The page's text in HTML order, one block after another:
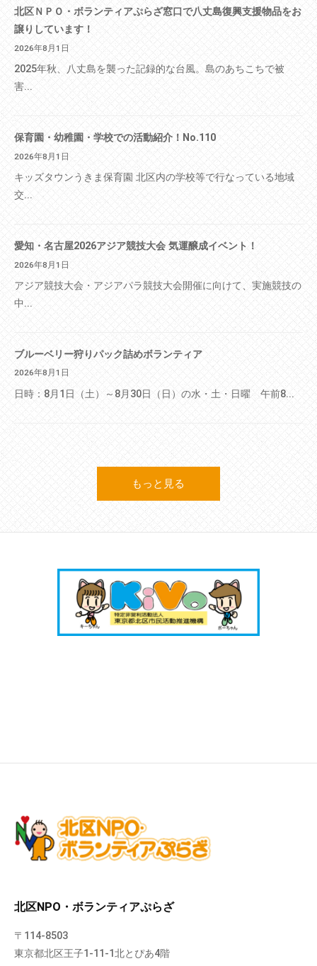
北区ＮＰＯ・ボランティアぷらざ窓口で八丈島復興支援物品をお
譲りしています！
2026年8月1日
2025年秋、八丈島を襲った記録的な台風。島のあちこちで被
害...
保育園・幼稚園・学校での活動紹介！No.110
2026年8月1日
キッズタウンうきま保育園 北区内の学校等で行なっている地域
交...
愛知・名古屋2026アジア競技大会 気運醸成イベント！
2026年8月1日
アジア競技大会・アジアパラ競技大会開催に向けて、実施競技の
中...
ブルーベリー狩りパック詰めボランティア
2026年8月1日
日時：8月1日（土）～8月30日（日）の水・土・日曜 午前8...
もっと見る
北区NPO・ボランティアぷらざ
〒114-8503
東京都北区王子1-11-1北とぴあ4階